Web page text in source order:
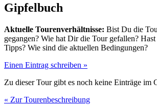
Gipfelbuch
Aktuelle Tourenverhältnisse: Bist Du die
gegangen? Wie hat Dir die Tour gefallen?
Tipps? Wie sind die aktuellen Bedingungen?
Einen Eintrag schreiben »
Zu dieser Tour gibt es noch keine Einträge im
« Zur Tourenbeschreibung